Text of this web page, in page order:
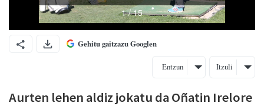
Gehitu gaitzazu Googlen
Entzun Itzuli
Aurten lehen aldiz jokatu da Oñatin Irelore